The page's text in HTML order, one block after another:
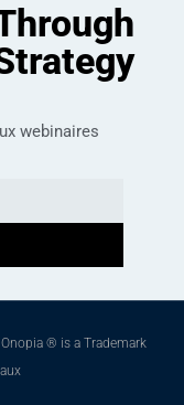
webinaires
® is a Trademark